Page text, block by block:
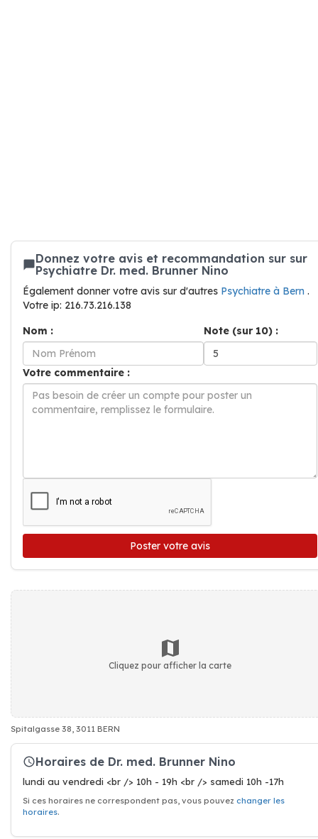
Donnez votre avis et recommandation sur sur
Psychiatre Dr. med. Brunner Nino
Également donner votre avis sur d'autres Psychiatre à Bern .
Votre ip: 216.73.216.138
Nom :
Note (sur 10) :
Votre commentaire :
Poster votre avis
Cliquez pour afficher la carte
Spitalgasse 38, 3011 BERN
Horaires de Dr. med. Brunner Nino
lundi au vendredi <br /> 10h - 19h <br /> samedi 10h -17h
Si ces horaires ne correspondent pas, vous pouvez changer les
horaires.